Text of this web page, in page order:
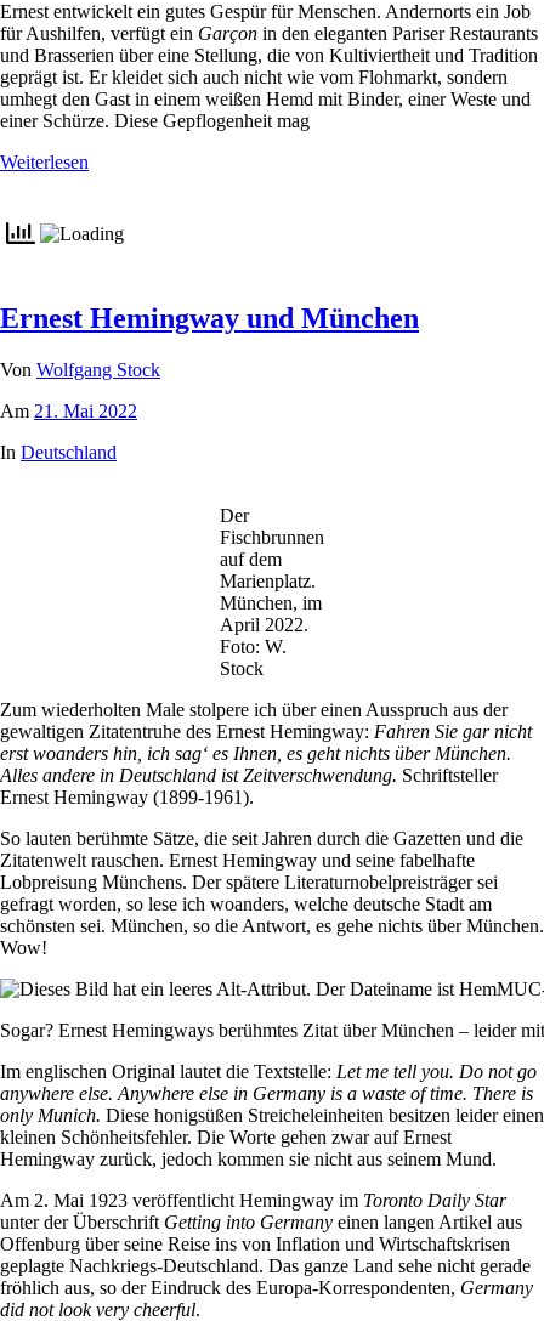
Ernest entwickelt ein gutes Gespür für Menschen. Andernorts ein Job
für Aushilfen, verfügt ein Garçon in den eleganten Pariser Restaurants
und Brasserien über eine Stellung, die von Kultiviertheit und Tradition
geprägt ist. Er kleidet sich auch nicht wie vom Flohmarkt, sondern
umhegt den Gast in einem weißen Hemd mit Binder, einer Weste und
einer Schürze. Diese Gepflogenheit mag
Weiterlesen
Ernest Hemingway und München
Von Wolfgang Stock
Am 21. Mai 2022
In Deutschland
Der
Fischbrunnen
auf dem
Marienplatz.
München, im
April 2022.
Foto: W.
Stock
Zum wiederholten Male stolpere ich über einen Ausspruch aus der
gewaltigen Zitatentruhe des Ernest Hemingway: Fahren Sie gar nicht
erst woanders hin, ich sag‘ es Ihnen, es geht nichts über München.
Alles andere in Deutschland ist Zeitverschwendung. Schriftsteller
Ernest Hemingway (1899-1961).
So lauten berühmte Sätze, die seit Jahren durch die Gazetten und die
Zitatenwelt rauschen. Ernest Hemingway und seine fabelhafte
Lobpreisung Münchens. Der spätere Literaturnobelpreisträger sei
gefragt worden, so lese ich woanders, welche deutsche Stadt am
schönsten sei. München, so die Antwort, es gehe nichts über München.
Wow!
Sogar? Ernest Hemingways berühmtes Zitat über München – leider
Im englischen Original lautet die Textstelle: Let me tell you. Do not go
anywhere else. Anywhere else in Germany is a waste of time. There is
only Munich. Diese honigsüßen Streicheleinheiten besitzen leider einen
kleinen Schönheitsfehler. Die Worte gehen zwar auf Ernest
Hemingway zurück, jedoch kommen sie nicht aus seinem Mund.
Am 2. Mai 1923 veröffentlicht Hemingway im Toronto Daily Star
unter der Überschrift Getting into Germany einen langen Artikel aus
Offenburg über seine Reise ins von Inflation und Wirtschaftskrisen
geplagte Nachkriegs-Deutschland. Das ganze Land sehe nicht gerade
fröhlich aus, so der Eindruck des Europa-Korrespondenten, Germany
did not look very cheerful.